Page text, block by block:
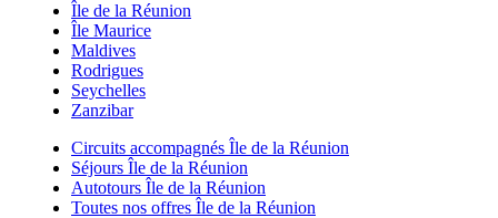
Île de la Réunion
Île Maurice
Maldives
Rodrigues
Seychelles
Zanzibar
Circuits accompagnés Île de la Réunion
Séjours Île de la Réunion
Autotours Île de la Réunion
Toutes nos offres Île de la Réunion